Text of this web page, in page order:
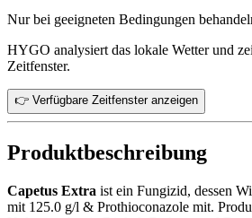
Nur bei geeigneten Bedingungen
HYGO analysiert das lokale Wetter und
Zeitfenster.
👉 Verfügbare Zeitfenster anzeigen
Produktbeschreibung
Capetus Extra ist ein Fungizid, dessen
mit 125.0 g/l & Prothioconazole mit.